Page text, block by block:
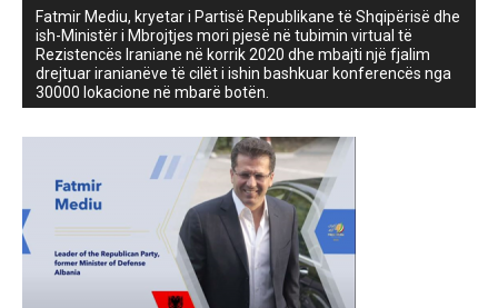
Fatmir Mediu, kryetar i Partisë Republikane të Shqipërisë dhe
ish-Ministër i Mbrojtjes mori pjesë në tubimin virtual të
Rezistencës Iraniane në korrik 2020 dhe mbajti një fjalim
drejtuar iranianëve të cilët i ishin bashkuar konferencës nga
30000 lokacione në mbarë botën.